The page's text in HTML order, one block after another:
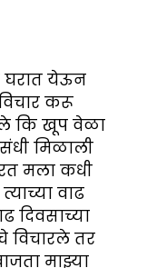
घरात येऊन
करू
कि खूप वेळा
मिळाली
मला कधी
वाढ
दिवसाच्या
विचारले तर
माझ्या